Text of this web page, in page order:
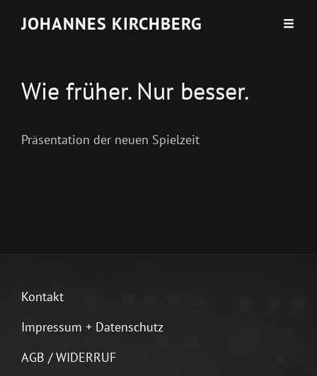
JOHANNES KIRCHBERG
Wie früher. Nur besser.
Präsentation der neuen Spielzeit
Kontakt
Impressum + Datenschutz
AGB / WIDERRUF